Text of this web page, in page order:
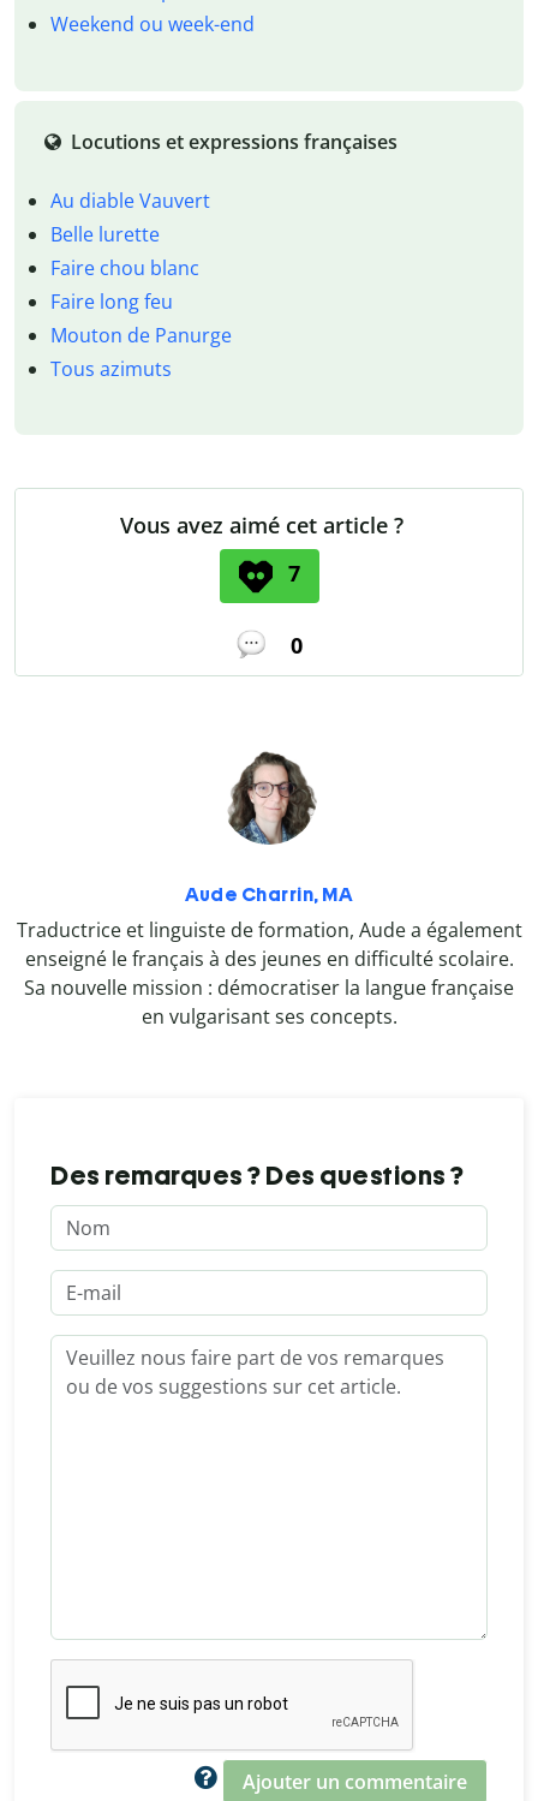
Weekend ou week-end
Locutions et expressions françaises
Au diable Vauvert
Belle lurette
Faire chou blanc
Faire long feu
Mouton de Panurge
Tous azimuts
Vous avez aimé cet article ?
7
0
Aude Charrin, MA
Traductrice et linguiste de formation, Aude a également
enseigné le français à des jeunes en difficulté scolaire.
Sa nouvelle mission : démocratiser la langue française
en vulgarisant ses concepts.
Des remarques ? Des questions ?
Ajouter un commentaire